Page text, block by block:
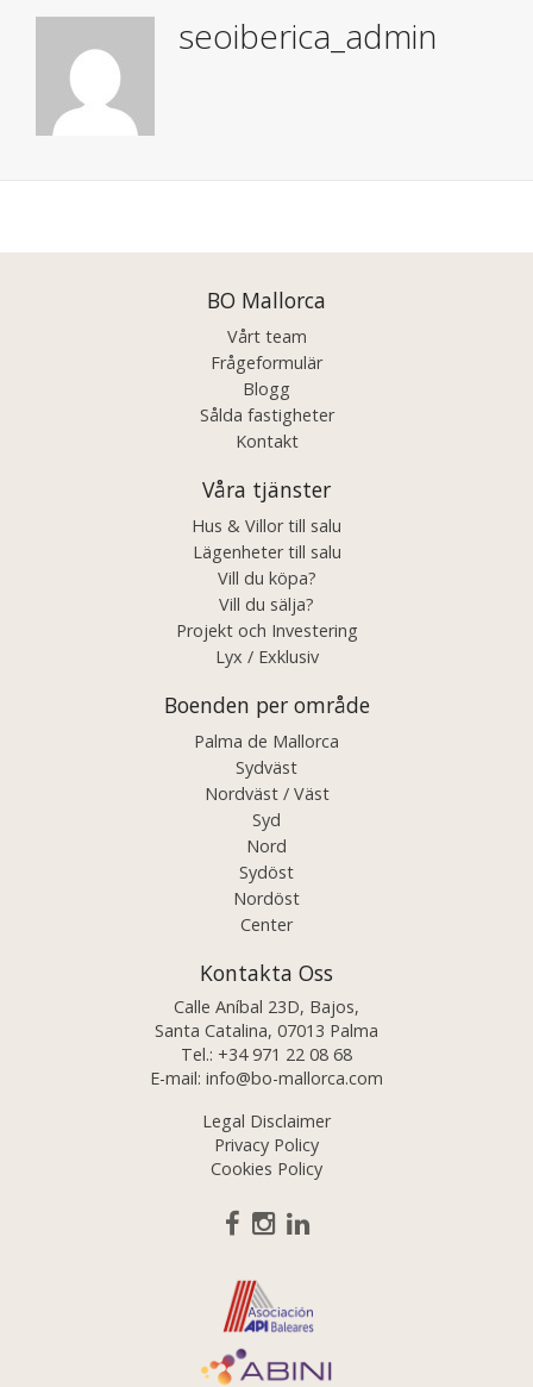
seoiberica_admin
navigation
BO Mallorca
Vårt team
Frågeformulär
Blogg
Sålda fastigheter
Kontakt
Våra tjänster
Hus & Villor till salu
Lägenheter till salu
Vill du köpa?
Vill du sälja?
Projekt och Investering
Lyx / Exklusiv
Boenden per område
Palma de Mallorca
Sydväst
Nordväst / Väst
Syd
Nord
Sydöst
Nordöst
Center
Kontakta Oss
Calle Aníbal 23D, Bajos,
Santa Catalina, 07013 Palma
Tel.: +34 971 22 08 68
E-mail: info@bo-mallorca.com
Legal Disclaimer
Privacy Policy
Cookies Policy